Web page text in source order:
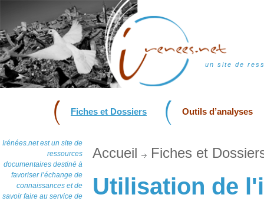
un site de
Fiches et Dossiers Outils d’analyses
Irénées.net est un site de
ressources
documentaires destiné à
favoriser l’échange de
connaissances et de
savoir faire au service de
Accueil Fiches et
Utilisation de